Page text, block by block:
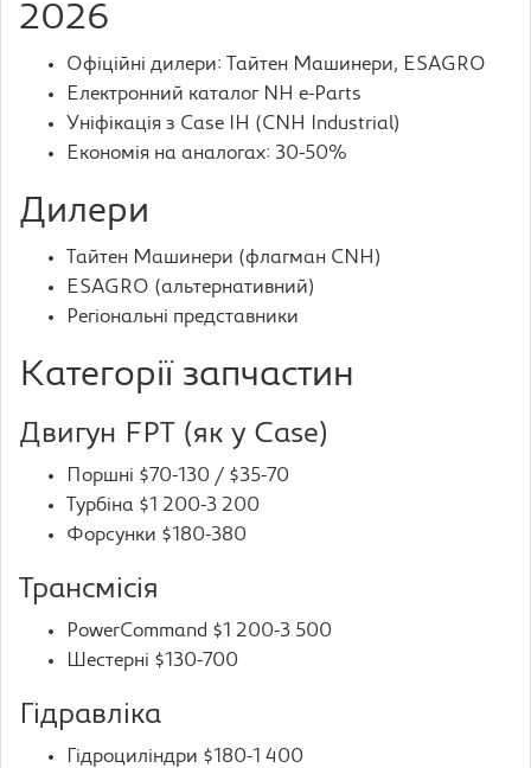
2026
Офіційні дилери: Тайтен Машинери, ESAGRO
Електронний каталог NH e-Parts
Уніфікація з Case IH (CNH Industrial)
Економія на аналогах: 30-50%
Дилери
Тайтен Машинери (флагман CNH)
ESAGRO (альтернативний)
Регіональні представники
Категорії запчастин
Двигун FPT (як у Case)
Поршні $70-130 / $35-70
Турбіна $1 200-3 200
Форсунки $180-380
Трансмісія
PowerCommand $1 200-3 500
Шестерні $130-700
Гідравліка
Гідроциліндри $180-1 400